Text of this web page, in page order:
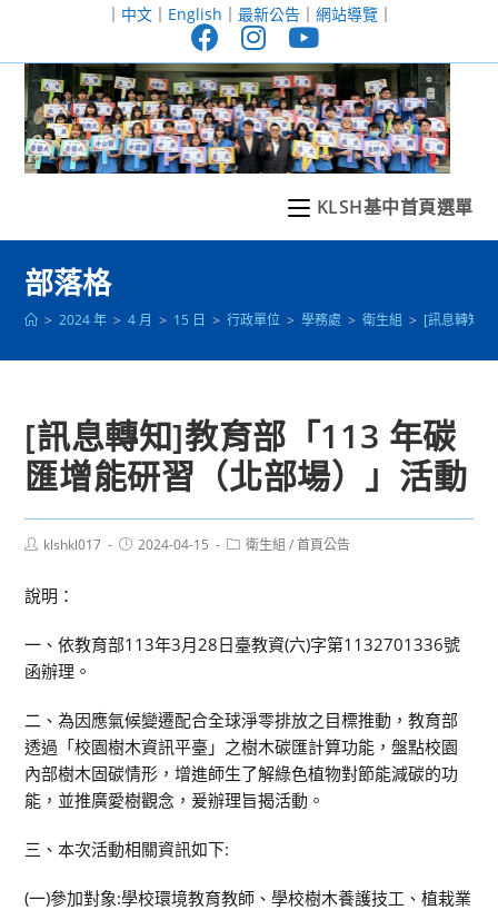
至
｜ 中文｜ English ｜ 最新公告｜ 網站導覽｜
KLSH基中首頁選單
部落格
> 2024 年 > 4 月 > 15 日 > 行政單位 > 學務處 > 衛生組 > [訊息轉知]
[訊息轉知]教育部「113 年碳
匯增能研習（北部場）」活動
Postklshkl017
Post2024-04-15
Post衛生組 / 首頁公告
說明：
一、依教育部113年3月28日臺教資(六)字第1132701336號
函辦理。
二、為因應氣候變遷配合全球淨零排放之目標推動，教育部
透過「校園樹木資訊平臺」之樹木碳匯計算功能，盤點校園
內部樹木固碳情形，增進師生了解綠色植物對節能減碳的功
能，並推廣愛樹觀念，爰辦理旨揭活動。
三、本次活動相關資訊如下:
(一)參加對象:學校環境教育教師、學校樹木養護技工、植栽業